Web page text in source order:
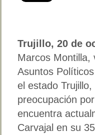
Trujillo, 20 de
Marcos Montilla,
Asuntos
el estado
preocupación
encuentra
Carvajal en su